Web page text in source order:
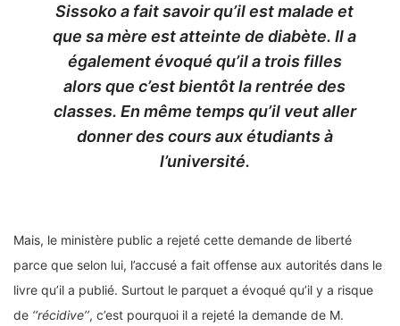
Sissoko a fait savoir qu’il est malade et
que sa mère est atteinte de diabète. Il a
également évoqué qu’il a trois filles
alors que c’est bientôt la rentrée des
classes. En même temps qu’il veut aller
donner des cours aux étudiants à
l’université.
Mais, le ministère public a rejeté cette demande de liberté
parce que selon lui, l’accusé a fait offense aux autorités dans le
livre qu’il a publié. Surtout le parquet a évoqué qu’il y a risque
de ‘‘récidive’’, c’est pourquoi il a rejeté la demande de M.